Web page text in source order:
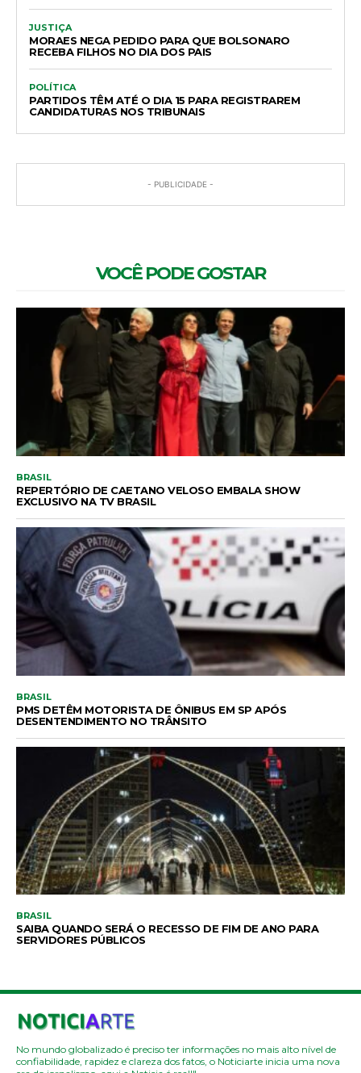
JUSTIÇA
MORAES NEGA PEDIDO PARA QUE BOLSONARO
RECEBA FILHOS NO DIA DOS PAIS
POLÍTICA
PARTIDOS TÊM ATÉ O DIA 15 PARA REGISTRAREM
CANDIDATURAS NOS TRIBUNAIS
- PUBLICIDADE -
VOCÊ PODE GOSTAR
BRASIL
REPERTÓRIO DE CAETANO VELOSO EMBALA SHOW
EXCLUSIVO NA TV BRASIL
BRASIL
PMS DETÊM MOTORISTA DE ÔNIBUS EM SP APÓS
DESENTENDIMENTO NO TRÂNSITO
BRASIL
SAIBA QUANDO SERÁ O RECESSO DE FIM DE ANO PARA
SERVIDORES PÚBLICOS
No mundo globalizado é preciso ter informações no mais alto nível de
confiabilidade, rapidez e clareza dos fatos, o Noticiarte inicia uma nova